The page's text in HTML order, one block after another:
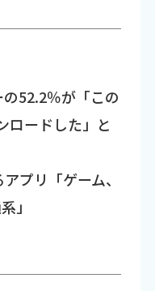
52.2％が「この
ロードした」と
プリ「ゲーム、
」